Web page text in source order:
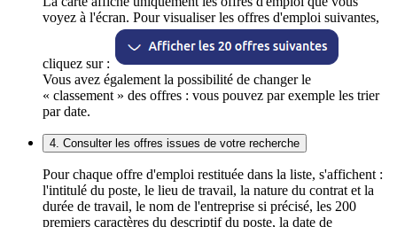
voyez à l'écran. Pour visualiser les offres d'emploi suivantes,
cliquez sur :
Vous avez également la possibilité de changer le
« classement » des offres : vous pouvez par exemple les trier
par date.
4. Consulter les offres issues de votre recherche
Pour chaque offre d'emploi restituée dans la liste, s'affichent :
l'intitulé du poste, le lieu de travail, la nature du contrat et la
durée de travail, le nom de l'entreprise si précisé, les 200
premiers caractères du descriptif du poste, la date de